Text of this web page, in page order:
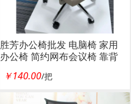
胜芳办公椅批发 电脑椅 家用
办公椅 简约网布会议椅 靠背
板椅 电脑椅 布艺办公椅 透气
网布椅 广东兆闰家具
￥140.00/把